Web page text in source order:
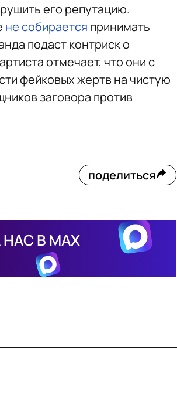
его репутацию.
не собирается принимать
подаст контриск о
отмечает, что они с
фейковых жертв на чистую
заговора против
поделиться
В MAX